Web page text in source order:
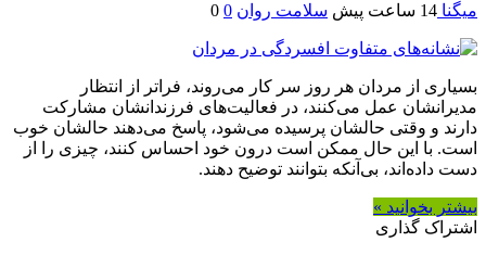
میگنا 14 ساعت پیش سلامت روان 0
0
بسیاری از مردان هر روز سر کار می‌روند، فراتر از انتظار
مدیرانشان عمل می‌کنند، در فعالیت‌های فرزندانشان مشارکت
دارند و وقتی حالشان پرسیده می‌شود، پاسخ می‌دهند حالشان خوب
است. با این حال ممکن است درون خود احساس کنند، چیزی را از
دست داده‌اند، بی‌آنکه بتوانند توضیح دهند.
بیشتر بخوانید »
اشتراک گذاری